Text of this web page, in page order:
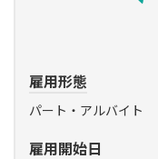
雇用形態
パート・アルバイト
雇用開始日